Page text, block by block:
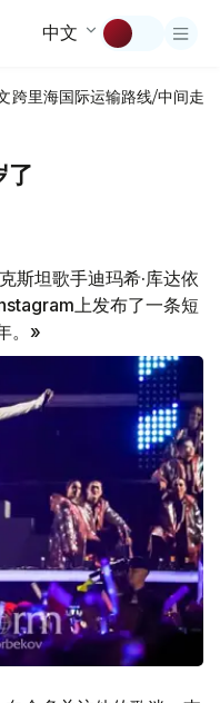
中文
跨里海国际运输路线/中间走廊
了
斯坦歌手迪玛希·库达依
上发布了一条短
。»